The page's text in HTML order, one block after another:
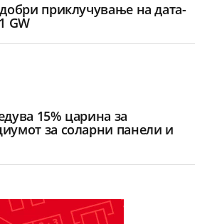
приклучување на дата-
GW
15% царина за
за соларни панели и